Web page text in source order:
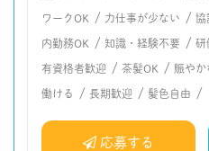
ワークOK / 力仕事が少ない / 協
内勤務OK / 知識・経験不要 / 研
有資格者歓迎 / 茶髪OK / 賑やか
働ける / 長期歓迎 / 髪色自由 /
応募する